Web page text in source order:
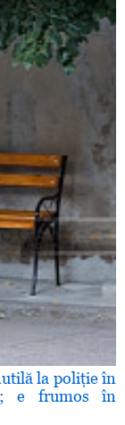
la poliţie în
e frumos în